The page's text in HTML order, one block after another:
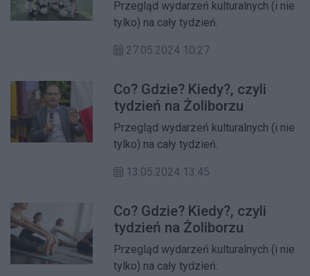
Przegląd wydarzeń kulturalnych (i nie
tylko) na cały tydzień.
27.05.2024 10:27
Co? Gdzie? Kiedy?, czyli
tydzień na Żoliborzu
Przegląd wydarzeń kulturalnych (i nie
tylko) na cały tydzień.
13.05.2024 13:45
Co? Gdzie? Kiedy?, czyli
tydzień na Żoliborzu
Przegląd wydarzeń kulturalnych (i nie
tylko) na cały tydzień.